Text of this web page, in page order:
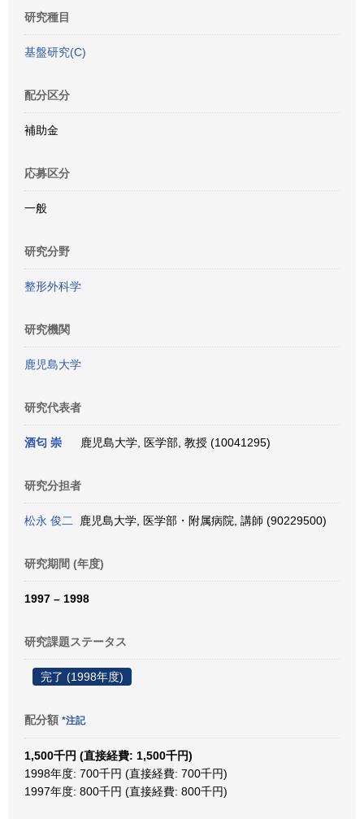
研究種目
基盤研究(C)
配分区分
補助金
応募区分
一般
研究分野
整形外科学
研究機関
鹿児島大学
研究代表者
酒匂 崇 鹿児島大学, 医学部, 教授 (10041295)
研究分担者
松永 俊二 鹿児島大学, 医学部・附属病院, 講師 (90229500)
研究期間 (年度)
1997 – 1998
研究課題ステータス
完了 (1998年度)
配分額 *注記
1,500千円 (直接経費: 1,500千円)
1998年度: 700千円 (直接経費: 700千円)
1997年度: 800千円 (直接経費: 800千円)